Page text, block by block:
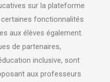
sur la plateforme
fonctionnalités
aux élèves également.
de partenaires,
inclusive, sont
aux professeurs